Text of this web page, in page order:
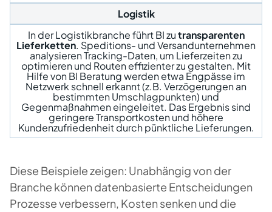
Logistik
In der Logistikbranche führt BI zutransparenten
Lieferketten. Speditions- und Versandunternehmen
analysieren Tracking-Daten, um Lieferzeiten zu
optimieren und Routen effizienter zu gestalten. Mit
Hilfe von BI Beratung werden etwa Engpässe im
Netzwerk schnell erkannt (z.B. Verzögerungen an
bestimmten Umschlagpunkten) und
Gegenmaßnahmen eingeleitet. Das Ergebnis sind
geringere Transportkosten und höhere
Kundenzufriedenheit durch pünktliche Lieferungen.
Diese Beispiele zeigen: Unabhängig von der
Branche können datenbasierte Entscheidungen
Prozesse verbessern, Kosten senken und die